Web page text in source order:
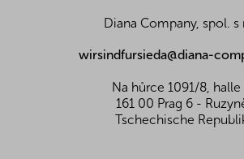
Diana Company, spol. s
wirsindfursieda@diana-
Na hůrce 1091/8, halle
161 00 Prag 6 -
Tschechische